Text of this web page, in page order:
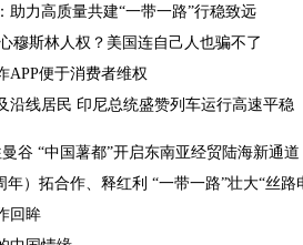
助力高质量共建“一带一路”行稳致远
穆斯林人权？美国连自己人也骗不了
APP便于消费者维权
沿线居民 印尼总统盛赞列车运行高速平稳
谷 “中国薯都”开启东南亚经贸陆海新通道
年）拓合作、释红利 “一带一路”壮大“丝路
回眸